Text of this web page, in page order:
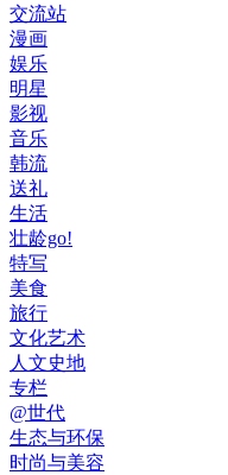
交流站
漫画
娱乐
明星
影视
音乐
韩流
送礼
生活
壮龄go!
特写
美食
旅行
文化艺术
人文史地
专栏
@世代
生态与环保
时尚与美容